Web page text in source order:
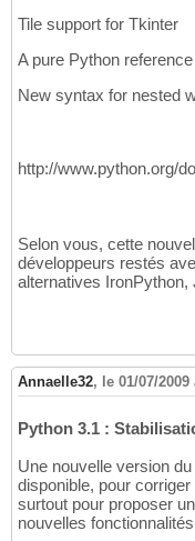
Tile support for Tkinter
A pure Python
New syntax for nested
http://www.python.org/
Selon vous, cette
développeurs restés
alternatives IronPython,
Annaelle32, le 01/07/2009
Python 3.1 :
Une nouvelle version
disponible, pour
surtout pour proposer
nouvelles